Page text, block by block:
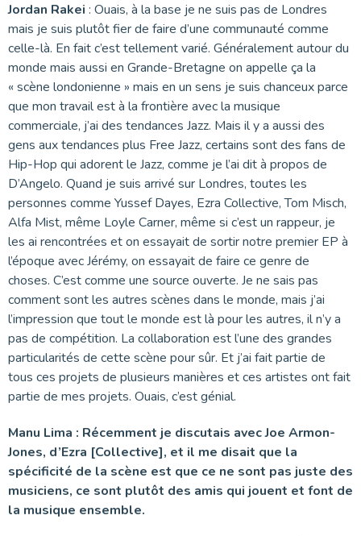
Jordan Rakei : Ouais, à la base je ne suis pas de Londres
mais je suis plutôt fier de faire d’une communauté comme
celle-là. En fait c’est tellement varié. Généralement autour du
monde mais aussi en Grande-Bretagne on appelle ça la
« scène londonienne » mais en un sens je suis chanceux parce
que mon travail est à la frontière avec la musique
commerciale, j’ai des tendances Jazz. Mais il y a aussi des
gens aux tendances plus Free Jazz, certains sont des fans de
Hip-Hop qui adorent le Jazz, comme je l’ai dit à propos de
D’Angelo. Quand je suis arrivé sur Londres, toutes les
personnes comme Yussef Dayes, Ezra Collective, Tom Misch,
Alfa Mist, même Loyle Carner, même si c’est un rappeur, je
les ai rencontrées et on essayait de sortir notre premier EP à
l’époque avec Jérémy, on essayait de faire ce genre de
choses. C’est comme une source ouverte. Je ne sais pas
comment sont les autres scènes dans le monde, mais j’ai
l’impression que tout le monde est là pour les autres, il n’y a
pas de compétition. La collaboration est l’une des grandes
particularités de cette scène pour sûr. Et j’ai fait partie de
tous ces projets de plusieurs manières et ces artistes ont fait
partie de mes projets. Ouais, c’est génial.
Manu Lima : Récemment je discutais avec Joe Armon-
Jones, d’Ezra [Collective], et il me disait que la
spécificité de la scène est que ce ne sont pas juste des
musiciens, ce sont plutôt des amis qui jouent et font de
la musique ensemble.